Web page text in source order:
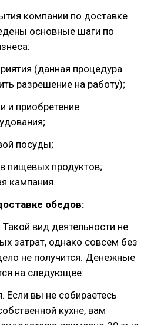
компании по доставке
основные шаги по
(данная процедура
разрешение на работу);
и приобретение
посуды;
пищевых продуктов;
кампания.
обедов:
вид деятельности не
затрат, однако совсем без
не получится. Денежные
на следующее:
вы не собираетесь
кухне, вам